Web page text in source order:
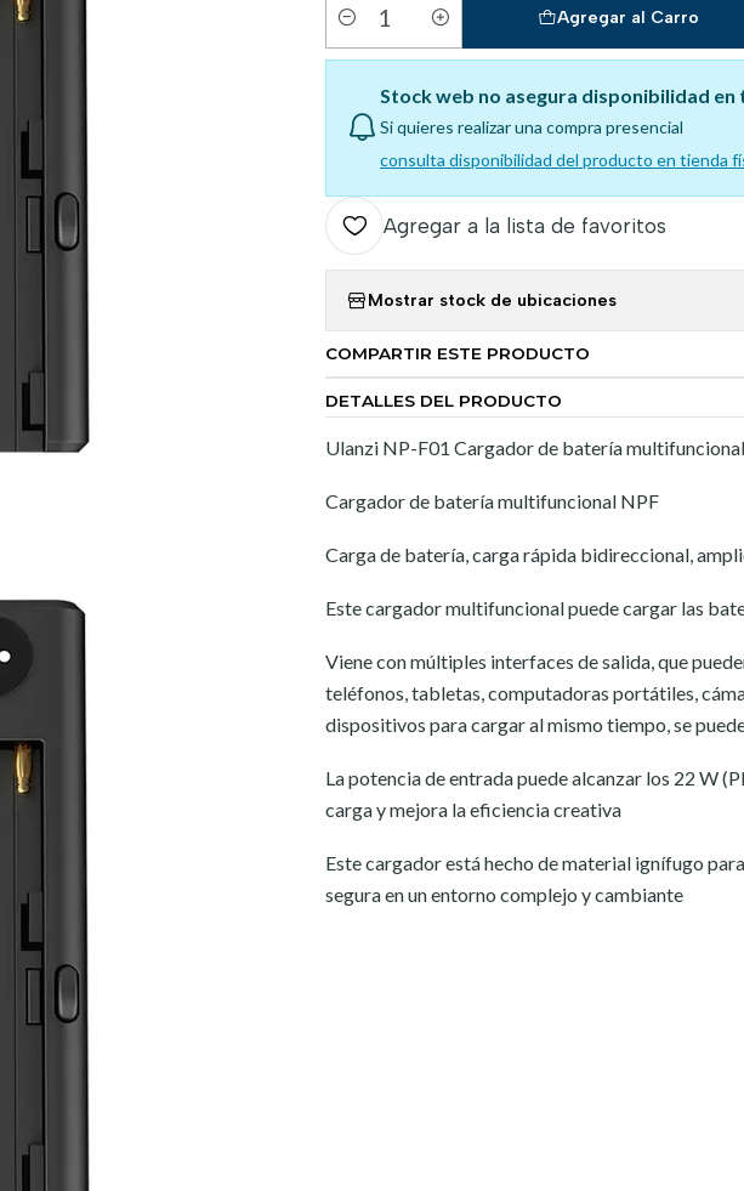
Cantidad
Agregar al Carro
Stock web no asegura disponibilidad en
Si quieres realizar una compra presencial
consulta disponibilidad del producto en tienda
Agregar a la lista de favoritos
Mostrar stock de ubicaciones
COMPARTIR ESTE PRODUCTO
DETALLES DEL PRODUCTO
Ulanzi NP-F01 Cargador de batería multifuncional
Cargador de batería multifuncional NPF
Carga de batería, carga rápida bidireccional,
Este cargador multifuncional puede cargar las
Viene con múltiples interfaces de salida, que
teléfonos, tabletas, computadoras portátiles,
dispositivos para cargar al mismo tiempo, se
La potencia de entrada puede alcanzar los 22 W
carga y mejora la eficiencia creativa
Este cargador está hecho de material ignífugo
segura en un entorno complejo y cambiante